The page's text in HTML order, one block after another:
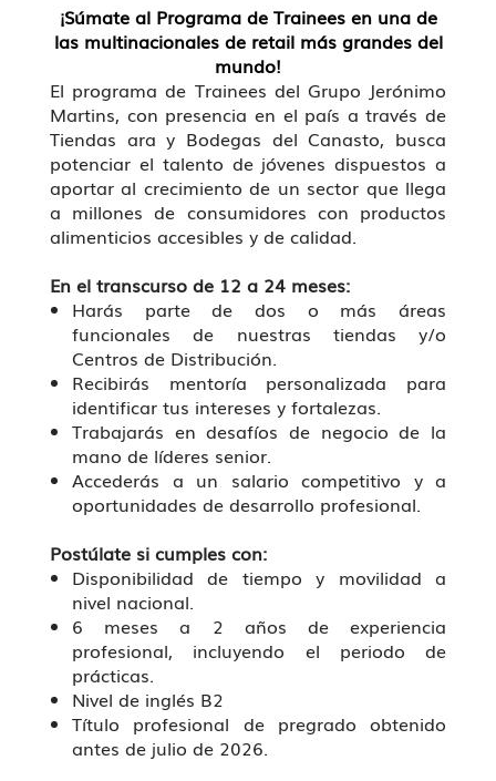
¡Súmate al Programa de Trainees en una de
las multinacionales de retail más grandes del
mundo!
El programa de Trainees del Grupo Jerónimo
Martins, con presencia en el país a través de
Tiendas ara y Bodegas del Canasto, busca
potenciar el talento de jóvenes dispuestos a
aportar al crecimiento de un sector que llega
a millones de consumidores con productos
alimenticios accesibles y de calidad.
En el transcurso de 12 a 24 meses:
Harás parte de dos o más áreas
funcionales de nuestras tiendas y/o
Centros de Distribución.
Recibirás mentoría personalizada para
identificar tus intereses y fortalezas.
Trabajarás en desafíos de negocio de la
mano de líderes senior.
Accederás a un salario competitivo y a
oportunidades de desarrollo profesional.
Postúlate si cumples con:
Disponibilidad de tiempo y movilidad a
nivel nacional.
6 meses a 2 años de experiencia
profesional, incluyendo el periodo de
prácticas.
Nivel de inglés B2
Título profesional de pregrado obtenido
antes de julio de 2026.